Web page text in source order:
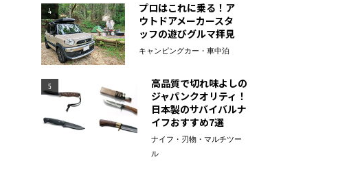
4
プロはこれに乗る！ア
ウトドアメーカースタ
ッフの遊びグルマ拝見
キャンピングカー・車中泊
5
高品質で切れ味よしの
ジャパンクオリティ！
日本製のサバイバルナ
イフおすすめ7選
ナイフ・刃物・マルチツー
ル